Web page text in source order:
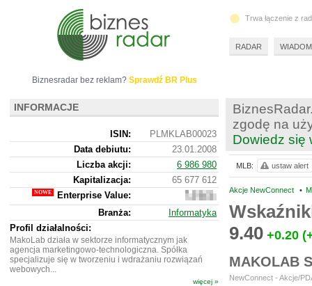
zgodę na
Dowiedz się
Akcje NewConnect •
9.40 +0.20
MAKOLAB
NewConnect - Akcje/
MLB: ustaw alert
Biznesradar bez reklam? Sprawdź BR Plus
INFORMACJE
ISIN:
PLMKLAB00023
Data debiutu:
23.01.2008
Liczba akcji:
6 986 980
Kapitalizacja:
65 677 612
Enterprise Value:
40
532
612
Branża:
Informatyka
Profil działalności:
MakoLab działa w sektorze informatycznym jak
agencja marketingowo-technologiczna. Spółka
specjalizuje się w tworzeniu i wdrażaniu rozwiązań
webowych...
więcej »
Trwa łączenie z
RADAR